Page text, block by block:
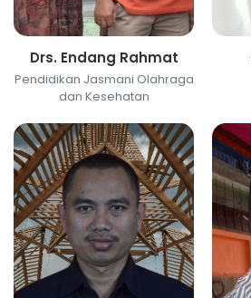
Drs. Endang Rahmat
Pendidikan Jasmani Olahraga
dan Kesehatan